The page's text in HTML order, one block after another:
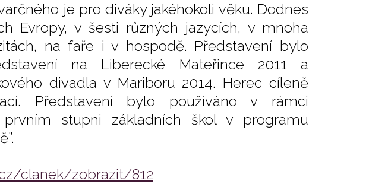
je pro diváky jakéhokoli věku. Dodnes
Evropy, v šesti různých jazycích, v mnoha
na faře i v hospodě. Představení bylo
na Liberecké Mateřince 2011 a
divadla v Mariboru 2014. Herec cíleně
Představení bylo používáno v rámci
stupni základních škol v programu
clanek/zobrazit/812